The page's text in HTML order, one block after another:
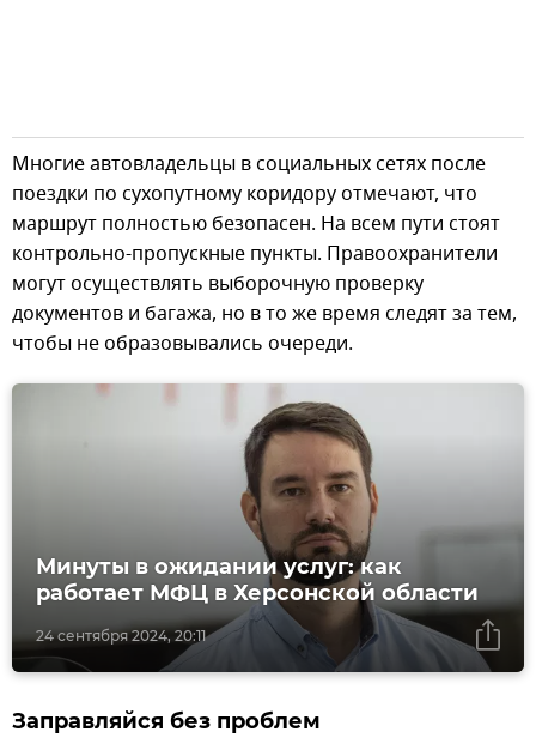
Многие автовладельцы в социальных сетях после
поездки по сухопутному коридору отмечают, что
маршрут полностью безопасен. На всем пути стоят
контрольно-пропускные пункты. Правоохранители
могут осуществлять выборочную проверку
документов и багажа, но в то же время следят за тем,
чтобы не образовывались очереди.
24 сентября 2024, 20:11
Минуты в ожидании услуг: как
работает МФЦ в Херсонской области
Заправляйся без проблем